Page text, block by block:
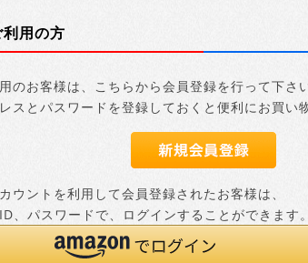
用の方
のお客様は、こちらから会員登録を行って下さい
スとパスワードを登録しておくと便利にお買い
ウントを利用して会員登録されたお客様は、
、パスワードで、ログインすることができます。